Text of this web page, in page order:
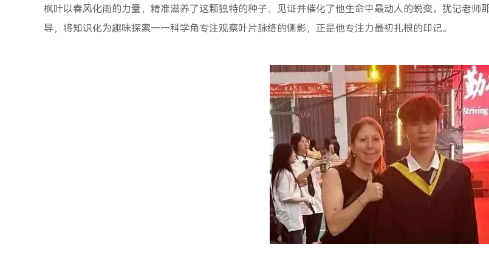
枫叶以春风化雨的力量，精准滋养了这颗独特的种子，见证并催化了他生命中最动人的蜕变。犹记老师
导，将知识化为趣味探索——科学角专注观察叶片脉络的侧影，正是他专注力最初扎根的印记。